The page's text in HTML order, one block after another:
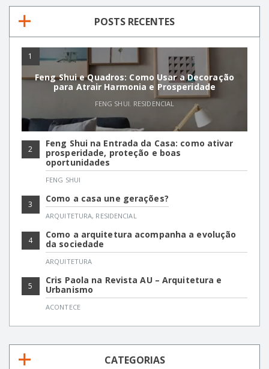
POSTS RECENTES
1
Feng Shui e Quadros: Como Usar a Decoração
para Atrair Harmonia e Prosperidade
FENG SHUI, RESIDENCIAL
2
Feng Shui na Entrada da Casa: como ativar
prosperidade, proteção e boas
oportunidades
FENG SHUI
3 Como a casa une gerações?
ARQUITETURA, RESIDENCIAL
4
Como a arquitetura acompanha a evolução
da sociedade
ARQUITETURA
5
Cris Paola na Revista AU – Arquitetura e
Urbanismo
ACONTECE
CATEGORIAS